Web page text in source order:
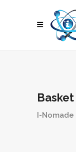
Basket
I-Nomade